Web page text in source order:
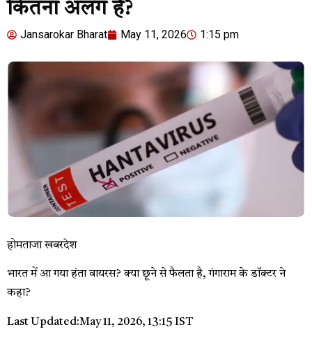
कितना अलग है?
Jansarokar Bharat May 11, 2026 1:15 pm
होमताजा खबरदेश
भारत में आ गया हंता वायरस? क्या छूने से फैलता है, गंगाराम के डॉक्टर ने
कहा?
Last Updated:May 11, 2026, 13:15 IST